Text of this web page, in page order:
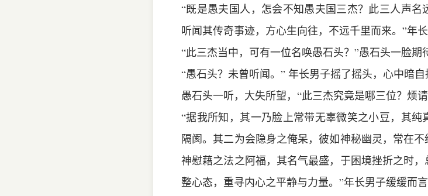
“既是愚夫国人，怎会不知愚夫国三杰？此三人声
听闻其传奇事迹，方心生向往，不远千里而来。”年
“此三杰当中，可有一位名唤愚石头？”愚石头一脸期
“愚石头？未曾听闻。” 年长男子摇了摇头，心中暗自
愚石头一听，大失所望，“此三杰究竟是哪三位？烦
“据我所知，其一乃脸上常带无辜微笑之小豆，其
隔阂。其二为会隐身之俺呆，彼如神秘幽灵，常在
神慰藉之法之阿福，其名气最盛，于困境挫折之时
整心态，重寻内心之平静与力量。”年长男子缓缓而言